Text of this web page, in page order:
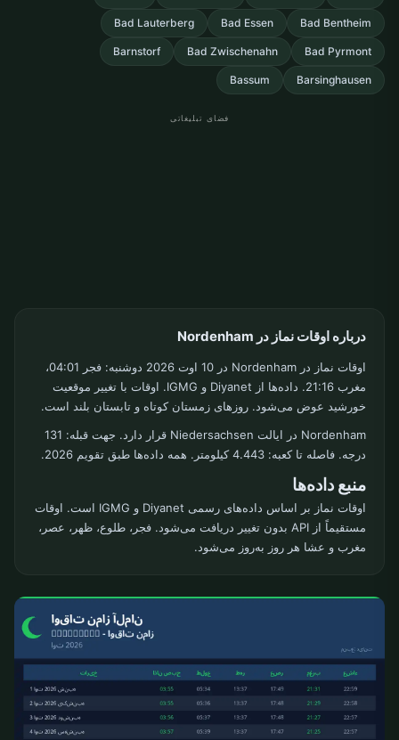
Bad Bentheim
Bad Essen
Bad Lauterberg
Bad Pyrmont
Bad Zwischenahn
Barnstorf
Barsinghausen
Bassum
فضای تبلیغاتی
درباره اوقات نماز در Nordenham
اوقات نماز در Nordenham در 10 اوت 2026 دوشنبه: فجر 04:01،
مغرب 21:16. داده‌ها از Diyanet و IGMG. اوقات با تغییر موقعیت
خورشید عوض می‌شود. روزهای زمستان کوتاه و تابستان بلند است.
Nordenham در ایالت Niedersachsen قرار دارد. جهت قبله: 131
درجه. فاصله تا کعبه: 4.443 کیلومتر. همه داده‌ها طبق تقویم 2026.
منبع داده‌ها
اوقات نماز بر اساس داده‌های رسمی Diyanet و IGMG است. اوقات
مستقیماً از API بدون تغییر دریافت می‌شود. فجر، طلوع، ظهر، عصر،
مغرب و عشا هر روز به‌روز می‌شود.